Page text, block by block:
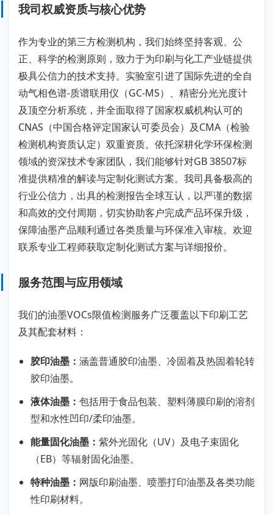
我司权威资质与核心优势
作为专业的第三方检测机构，我们始终坚持客观、公
正、科学的检测原则，致力于为印刷与化工产业链提供
极具公信力的技术支持。实验室引进了国际先进的全自
动气相色谱-质谱联用仪（GC-MS）、精密分光光度计
及顶空分析系统，并全面取得了国家权威机构认可的
CNAS（中国合格评定国家认可委员会）及CMA（检验
检测机构资质认定）双重资质。依托深耕化学环保检测
领域的资深技术专家团队，我们能够针对GB 38507标
准提供精准的解读与定制化测试方案。我司具备极高的
行业公信力，出具的检测报告全球互认，以严谨的数据
和高效的交付周期，切实协助客户完成产品环保升级，
保障油墨产品顺利通过各类质量与环保准入审核。欢迎
联系专业工程师获取定制化测试方案与详细报价。
服务范围与应用领域
我们的油墨VOCs限值检测服务广泛覆盖以下印刷工艺
及其配套材料：
胶印油墨： 涵盖普通胶印油墨、冷固着及热固着轮转
胶印油墨。
液体油墨： 包括用于食品包装、塑料薄膜印刷的溶剂
型和水性凹印/柔印油墨。
能量固化油墨： 紫外光固化（UV）及电子束固化
（EB）等辐射固化油墨。
特种油墨： 网版印刷油墨、喷墨打印油墨及各类功能
性印刷材料。